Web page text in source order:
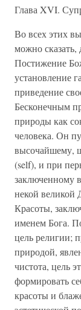
Глава XVI.
Во всех этих
можно сказать,
Постижение
установление
приведение
Бесконечным
природы как
человека. Он
высочайшему,
(self), и при
заключенному
некой
Красоты,
именем Бога.
цель религии;
природой,
чистота, цель
формировать
красоты и